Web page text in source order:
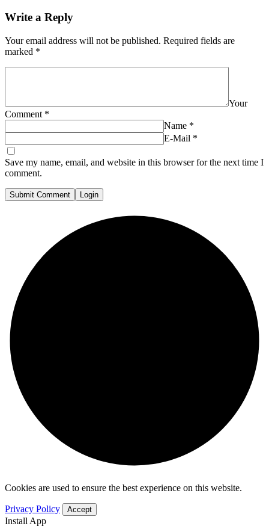
Write a Reply
Your email address will not be published. Required fields are
marked *
Your
Comment *
Name *
E-Mail *
Save my name, email, and website in this browser for the next time I
comment.
Submit Comment Login
Cookies are used to ensure the best experience on this website.
Privacy Policy Accept
Install App